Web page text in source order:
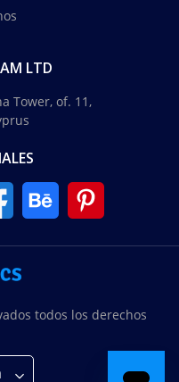
LTD
Tower, of. 11,
todos los derechos